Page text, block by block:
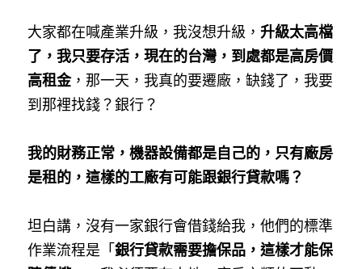
大家都在喊產業升級，我沒想升級， 升級太高檔
了，我只要存活，現在的台灣，到處都是高房價
高租金，那一天，我真的要遷廠，缺錢了，我要
到那裡找錢？銀行？
我的財務正常，機器設備都是自己的，只有廠房
是租的，這樣的工廠有可能跟銀行貸款嗎？
坦白講，沒有一家銀行會借錢給我，他們的標準
作業流程是「銀行貸款需要擔保品，這樣才能保